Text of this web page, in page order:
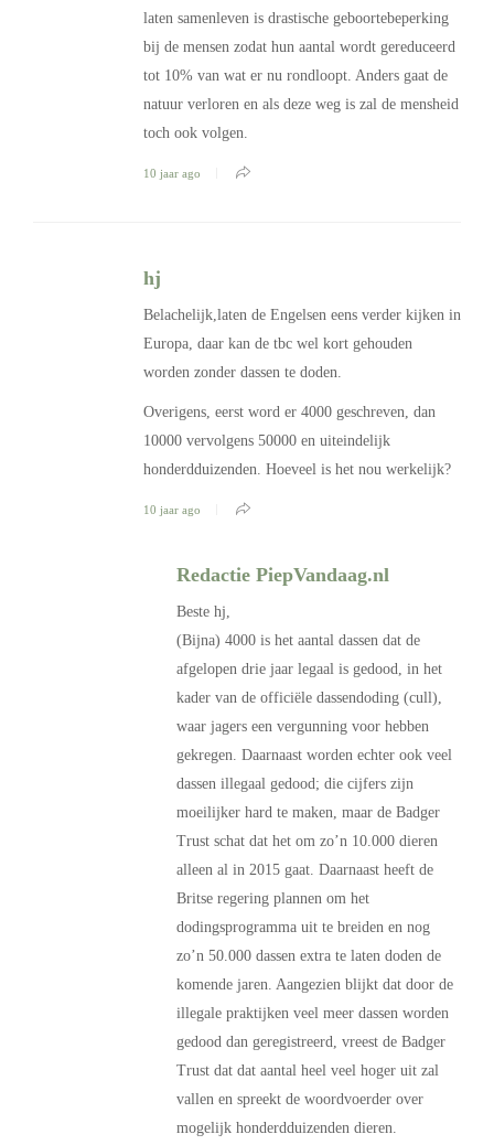
laten samenleven is drastische geboortebeperking
bij de mensen zodat hun aantal wordt gereduceerd
tot 10% van wat er nu rondloopt. Anders gaat de
natuur verloren en als deze weg is zal de mensheid
toch ook volgen.
10 jaar ago
hj
Belachelijk,laten de Engelsen eens verder kijken in
Europa, daar kan de tbc wel kort gehouden
worden zonder dassen te doden.
Overigens, eerst word er 4000 geschreven, dan
10000 vervolgens 50000 en uiteindelijk
honderdduizenden. Hoeveel is het nou werkelijk?
10 jaar ago
Redactie PiepVandaag.nl
Beste hj,
(Bijna) 4000 is het aantal dassen dat de
afgelopen drie jaar legaal is gedood, in het
kader van de officiële dassendoding (cull),
waar jagers een vergunning voor hebben
gekregen. Daarnaast worden echter ook veel
dassen illegaal gedood; die cijfers zijn
moeilijker hard te maken, maar de Badger
Trust schat dat het om zo’n 10.000 dieren
alleen al in 2015 gaat. Daarnaast heeft de
Britse regering plannen om het
dodingsprogramma uit te breiden en nog
zo’n 50.000 dassen extra te laten doden de
komende jaren. Aangezien blijkt dat door de
illegale praktijken veel meer dassen worden
gedood dan geregistreerd, vreest de Badger
Trust dat dat aantal heel veel hoger uit zal
vallen en spreekt de woordvoerder over
mogelijk honderdduizenden dieren.